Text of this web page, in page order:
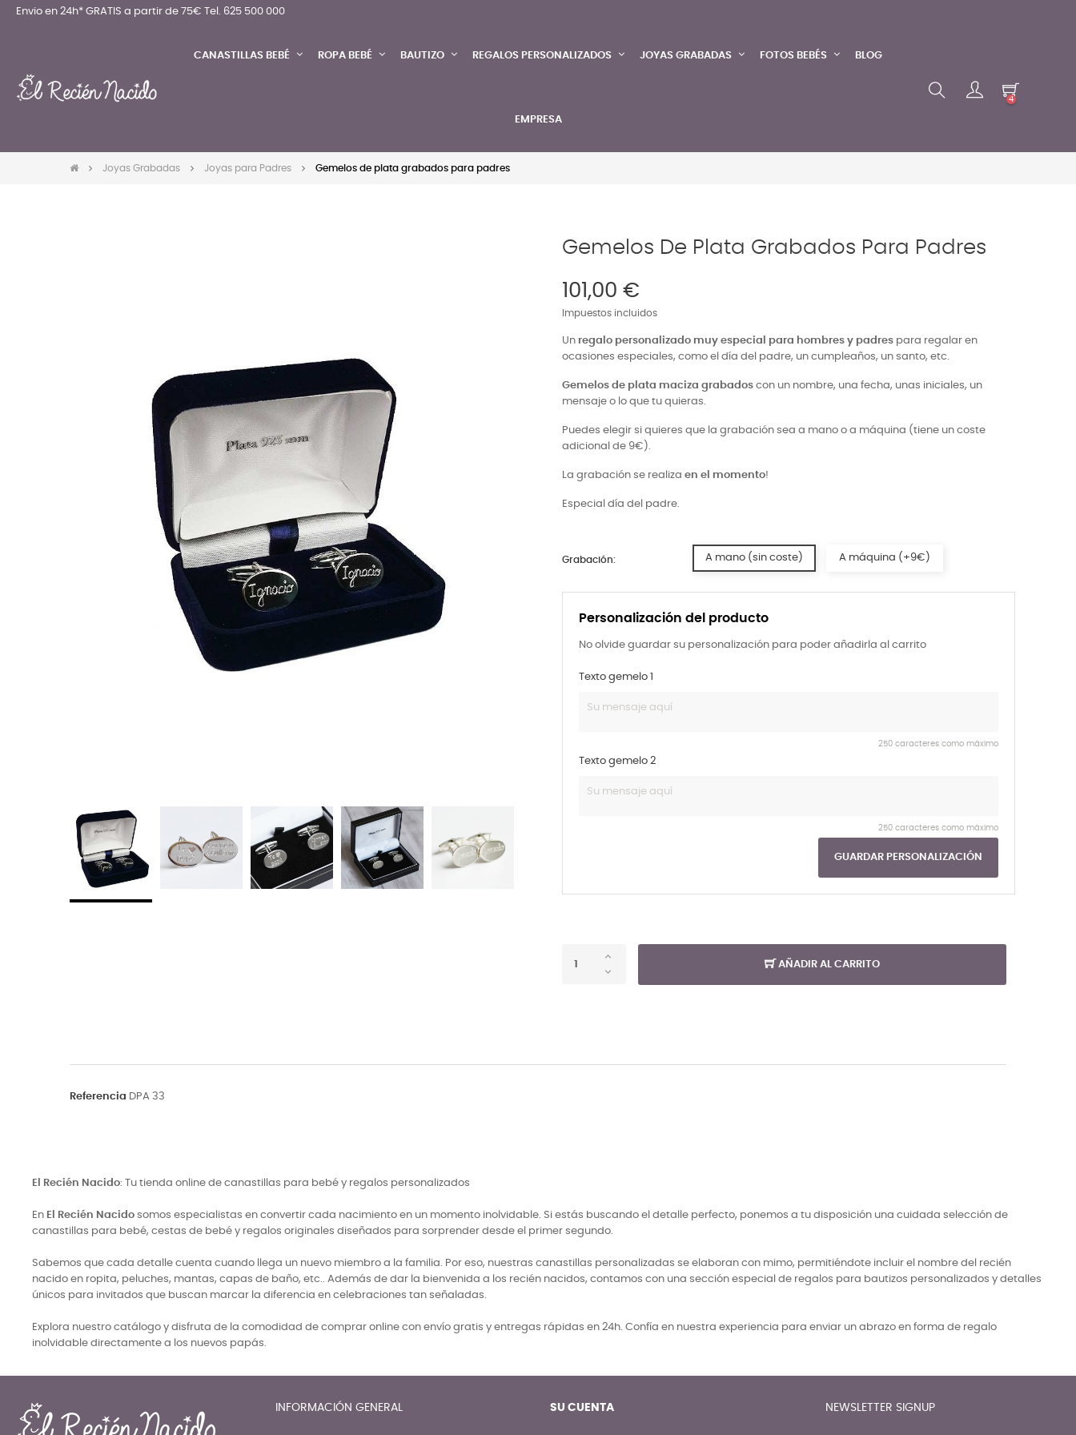
Envio en 24h* GRATIS a partir de 75€ Tel. 625 500 000
CANASTILLAS BEBÉ ROPA BEBÉ BAUTIZO REGALOS PERSONALIZADOS JOYAS GRABADAS FOTOS BEBÉS BLOG
EMPRESA
4
Joyas Grabadas Joyas para Padres Gemelos de plata grabados para padres
Gemelos De Plata Grabados Para Padres
101,00 €
Impuestos incluidos
Un regalo personalizado muy especial para hombres y padres para regalar en
ocasiones especiales, como el día del padre, un cumpleaños, un santo, etc.
Gemelos de plata maciza grabados con un nombre, una fecha, unas iniciales, un
mensaje o lo que tu quieras.
Puedes elegir si quieres que la grabación sea a mano o a máquina (tiene un coste
adicional de 9€).
La grabación se realiza en el momento!
Especial día del padre.
Personalización del producto
No olvide guardar su personalización para poder añadirla al carrito
Texto gemelo 1
250 caracteres como máximo
Texto gemelo 2
250 caracteres como máximo
GUARDAR PERSONALIZACIÓN
Grabación: A mano (sin coste) A máquina (+9€)
AÑADIR AL CARRITO
Referencia DPA 33
El Recién Nacido: Tu tienda online de canastillas para bebé y regalos personalizados
En El Recién Nacido somos especialistas en convertir cada nacimiento en un momento inolvidable. Si estás buscando el detalle perfecto, ponemos a tu disposición una cuidada selección de
canastillas para bebé, cestas de bebé y regalos originales diseñados para sorprender desde el primer segundo.
Sabemos que cada detalle cuenta cuando llega un nuevo miembro a la familia. Por eso, nuestras canastillas personalizadas se elaboran con mimo, permitiéndote incluir el nombre del recién
nacido en ropita, peluches, mantas, capas de baño, etc.. Además de dar la bienvenida a los recién nacidos, contamos con una sección especial de regalos para bautizos personalizados y detalles
únicos para invitados que buscan marcar la diferencia en celebraciones tan señaladas.
Explora nuestro catálogo y disfruta de la comodidad de comprar online con envío gratis y entregas rápidas en 24h. Confía en nuestra experiencia para enviar un abrazo en forma de regalo
inolvidable directamente a los nuevos papás.
INFORMACIÓN GENERAL SU CUENTA NEWSLETTER SIGNUP